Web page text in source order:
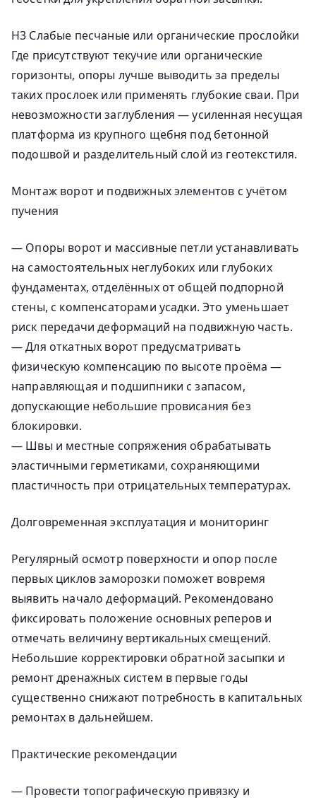
H3 Слабые песчаные или органические прослойки
Где присутствуют текучие или органические
горизонты, опоры лучше выводить за пределы
таких прослоек или применять глубокие сваи. При
невозможности заглубления — усиленная несущая
платформа из крупного щебня под бетонной
подошвой и разделительный слой из геотекстиля.
Монтаж ворот и подвижных элементов с учётом
пучения
— Опоры ворот и массивные петли устанавливать
на самостоятельных неглубоких или глубоких
фундаментах, отделённых от общей подпорной
стены, с компенсаторами усадки. Это уменьшает
риск передачи деформаций на подвижную часть.
— Для откатных ворот предусматривать
физическую компенсацию по высоте проёма —
направляющая и подшипники с запасом,
допускающие небольшие провисания без
блокировки.
— Швы и местные сопряжения обрабатывать
эластичными герметиками, сохраняющими
пластичность при отрицательных температурах.
Долговременная эксплуатация и мониторинг
Регулярный осмотр поверхности и опор после
первых циклов заморозки поможет вовремя
выявить начало деформаций. Рекомендовано
фиксировать положение основных реперов и
отмечать величину вертикальных смещений.
Небольшие корректировки обратной засыпки и
ремонт дренажных систем в первые годы
существенно снижают потребность в капитальных
ремонтах в дальнейшем.
Практические рекомендации
— Провести топографическую привязку и